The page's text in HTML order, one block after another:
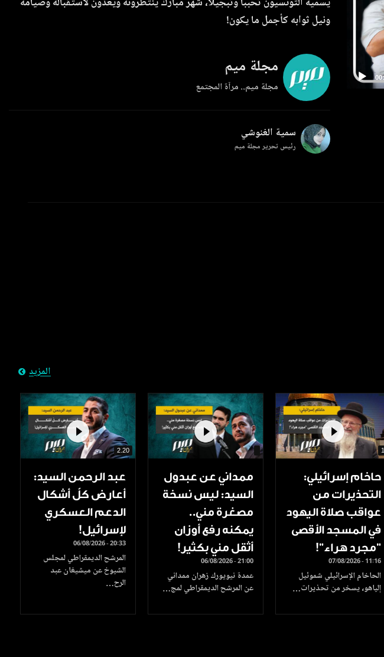
ونيل ثوابه كأجمل ما يكون!
مجلة ميم
مجلة ميم.. مرآة المجتمع
سمية الغنوشي
رئيس تحرير مجلة ميم
المزيد
1
حاخام إسرائيلي:
التحذيرات من
عواقب صلاة اليهود
في المسجد الأقصى
"مجرد هراء"!
07/08/2026 - 11:16
الحاخام الإسرائيلي شموئيل
إلياهو، يسخر من تحذيرات…
ممداني عن عبدول
السيد: ليس نسخة
مصغرة مني..
يمكنه رفع أوزان
أثقل مني بكثير!
06/08/2026 - 21:00
عمدة نيويورك زهران ممداني
عن المرشح الديمقراطي لمج…
2.20
عبد الرحمن السيد:
أعارض كلّ أشكال
الدعم العسكري
لإسرائيل!
06/08/2026 - 20:33
المرشح الديمقراطي لمجلس
الشيوخ عن ميشيغان عبد
الرح…